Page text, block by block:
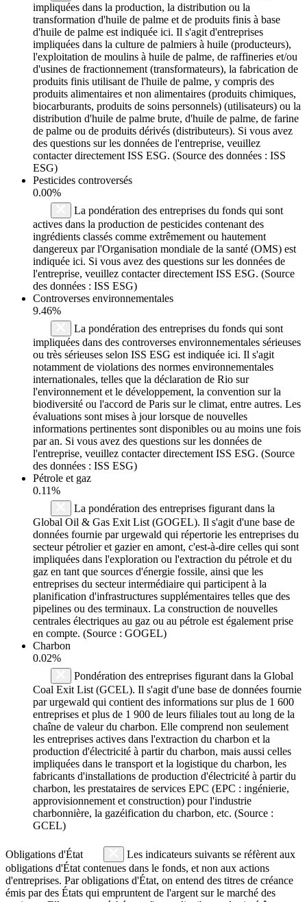
impliquées dans la production, la distribution ou la
transformation d'huile de palme et de produits finis à base
d'huile de palme est indiquée ici. Il s'agit d'entreprises
impliquées dans la culture de palmiers à huile (producteurs),
l'exploitation de moulins à huile de palme, de raffineries et/ou
d'usines de fractionnement (transformateurs), la fabrication de
produits finis utilisant de l'huile de palme, y compris des
produits alimentaires et non alimentaires (produits chimiques,
biocarburants, produits de soins personnels) (utilisateurs) ou la
distribution d'huile de palme brute, d'huile de palme, de farine
de palme ou de produits dérivés (distributeurs). Si vous avez
des questions sur les données de l'entreprise, veuillez
contacter directement ISS ESG. (Source des données : ISS
ESG)
Pesticides controversés
0.00%
La pondération des entreprises du fonds qui sont
actives dans la production de pesticides contenant des
ingrédients classés comme extrêmement ou hautement
dangereux par l'Organisation mondiale de la santé (OMS) est
indiquée ici. Si vous avez des questions sur les données de
l'entreprise, veuillez contacter directement ISS ESG. (Source
des données : ISS ESG)
Controverses environnementales
9.46%
La pondération des entreprises du fonds qui sont
impliquées dans des controverses environnementales sérieuses
ou très sérieuses selon ISS ESG est indiquée ici. Il s'agit
notamment de violations des normes environnementales
internationales, telles que la déclaration de Rio sur
l'environnement et le développement, la convention sur la
biodiversité ou l'accord de Paris sur le climat, entre autres. Les
évaluations sont mises à jour lorsque de nouvelles
informations pertinentes sont disponibles ou au moins une fois
par an. Si vous avez des questions sur les données de
l'entreprise, veuillez contacter directement ISS ESG. (Source
des données : ISS ESG)
Pétrole et gaz
0.11%
La pondération des entreprises figurant dans la
Global Oil & Gas Exit List (GOGEL). Il s'agit d'une base de
données fournie par urgewald qui répertorie les entreprises du
secteur pétrolier et gazier en amont, c'est-à-dire celles qui sont
impliquées dans l'exploration ou l'extraction du pétrole et du
gaz en tant que sources d'énergie fossile, ainsi que les
entreprises du secteur intermédiaire qui participent à la
planification d'infrastructures supplémentaires telles que des
pipelines ou des terminaux. La construction de nouvelles
centrales électriques au gaz ou au pétrole est également prise
en compte. (Source : GOGEL)
Charbon
0.02%
Pondération des entreprises figurant dans la Global
Coal Exit List (GCEL). Il s'agit d'une base de données fournie
par urgewald qui contient des informations sur plus de 1 600
entreprises et plus de 1 900 de leurs filiales tout au long de la
chaîne de valeur du charbon. Elle comprend non seulement
les entreprises actives dans l'extraction du charbon et la
production d'électricité à partir du charbon, mais aussi celles
impliquées dans le transport et la logistique du charbon, les
fabricants d'installations de production d'électricité à partir du
charbon, les prestataires de services EPC (EPC : ingénierie,
approvisionnement et construction) pour l'industrie
charbonnière, la gazéification du charbon, etc. (Source :
GCEL)
Obligations d'État
Les indicateurs suivants se réfèrent aux
obligations d'État contenues dans le fonds, et non aux actions
d'entreprises. Par obligations d'État, on entend des titres de créance
émis par des États qui empruntent de l'argent sur le marché des